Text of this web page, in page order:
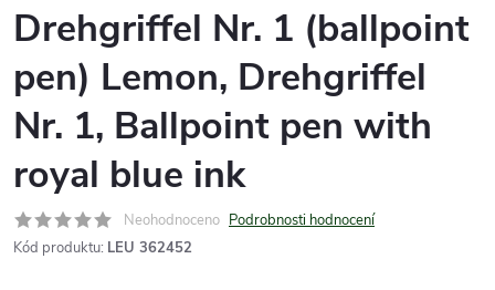
Drehgriffel Nr. 1 (ballpoint
pen) Lemon, Drehgriffel
Nr. 1, Ballpoint pen with
royal blue ink
Neohodnoceno Podrobnosti hodnocení
Kód produktu: LEU 362452